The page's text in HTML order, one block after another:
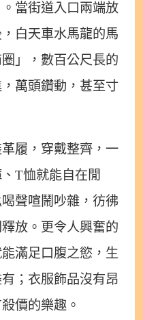
當街道入口兩端放
白天車水馬龍的馬
」，數百公尺長的
萬頭鑽動，甚至寸
履，穿戴整齊，一
T恤就能自在閒
聲喧鬧吵雜，彷彿
放。更令人興奮的
滿足口腹之慾，生
；衣服飾品沒有昂
價的樂趣。